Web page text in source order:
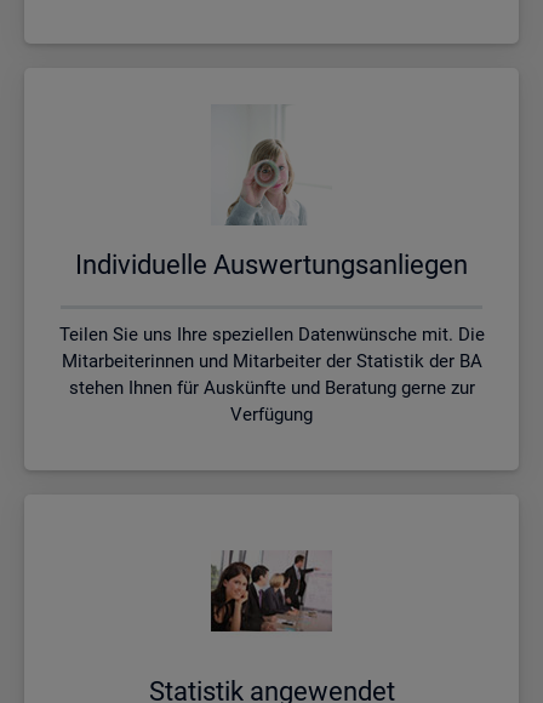
In­di­vi­du­el­le Aus­wer­tungs­an­lie­gen
Teilen Sie uns Ihre speziellen Datenwünsche mit. Die
Mitarbeiterinnen und Mitarbeiter der Statistik der BA
stehen Ihnen für Auskünfte und Beratung gerne zur
Verfügung
Sta­tis­tik an­ge­wen­det